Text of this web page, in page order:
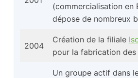
(commercialisation en
dépose de nombreux
2004
Création de la filiale
pour la fabrication
Un groupe actif dans